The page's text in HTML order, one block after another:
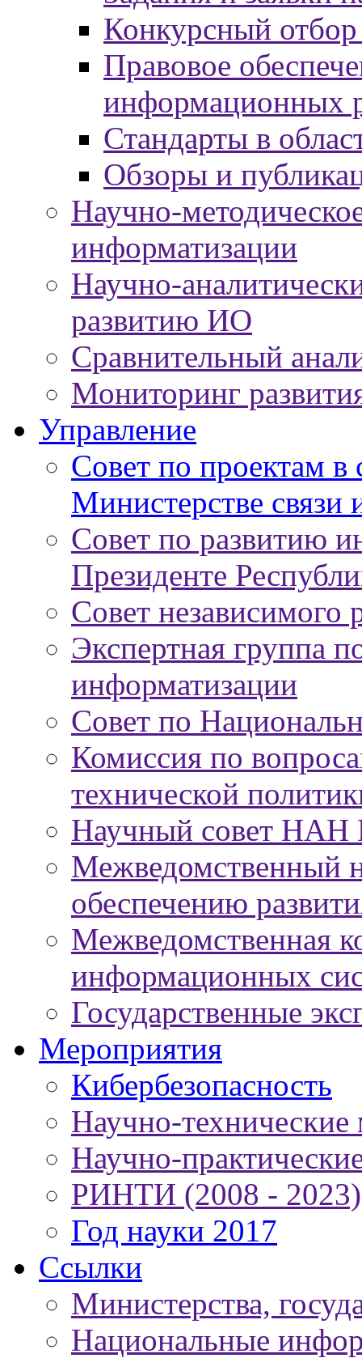
Конкурсный
Правовое
информационных
Стандарты в
Обзоры и
Научно-
информатизации
Научно-
развитию ИО
Сравнительный
Мониторинг
Управление
Совет по проектам в
Министерстве связи
Совет по развитию
Президенте
Совет независимого
Экспертная группа
информатизации
Совет по
Комиссия по
технической
Научный совет НАН
Межведомственный
обеспечению
Межведомственная
информационных
Государственные
Мероприятия
Кибербезопасность
Научно-технические
Научно-
РИНТИ (2008 - 2023)
Год науки 2017
Ссылки
Министерства,
Национальные